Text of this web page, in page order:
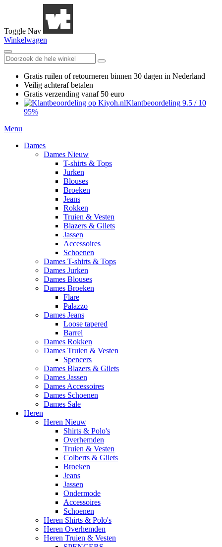
Toggle Nav
Winkelwagen
Gratis ruilen of retourneren binnen 30 dagen in Nederland
Veilig achteraf betalen
Gratis verzending vanaf 50 euro
Klantbeoordeling 9.5 / 10
95%
Menu
Dames
Dames Nieuw
T-shirts & Tops
Jurken
Blouses
Broeken
Jeans
Rokken
Truien & Vesten
Blazers & Gilets
Jassen
Accessoires
Schoenen
Dames T-shirts & Tops
Dames Jurken
Dames Blouses
Dames Broeken
Flare
Palazzo
Dames Jeans
Loose tapered
Barrel
Dames Rokken
Dames Truien & Vesten
Spencers
Dames Blazers & Gilets
Dames Jassen
Dames Accessoires
Dames Schoenen
Dames Sale
Heren
Heren Nieuw
Shirts & Polo's
Overhemden
Truien & Vesten
Colberts & Gilets
Broeken
Jeans
Jassen
Ondermode
Accessoires
Schoenen
Heren Shirts & Polo's
Heren Overhemden
Heren Truien & Vesten